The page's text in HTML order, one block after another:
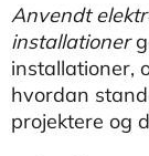
Anvendt
installationer
installationer,
hvordan
projektere og